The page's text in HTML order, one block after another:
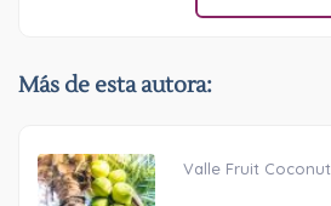
Más de esta autora:
Valle Fruit Coconut